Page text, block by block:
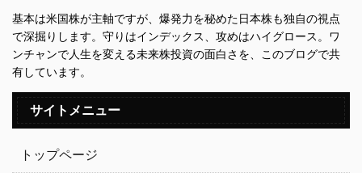
基本は米国株が主軸ですが、爆発力を秘めた日本株も独自の視点
で深掘りします。守りはインデックス、攻めはハイグロース。ワ
ンチャンで人生を変える未来株投資の面白さを、このブログで共
有しています。
サイトメニュー
トップページ